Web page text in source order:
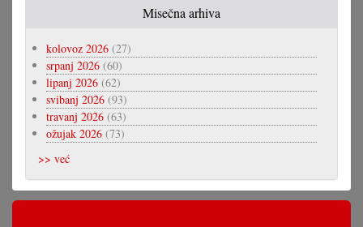
Misečna arhiva
kolovoz 2026 (27)
srpanj 2026 (60)
lipanj 2026 (62)
svibanj 2026 (93)
travanj 2026 (63)
ožujak 2026 (73)
>> već